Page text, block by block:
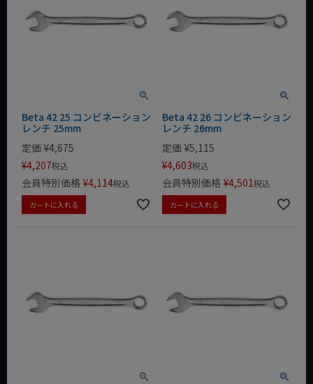
Beta 42 25 コンビネーション
レンチ 25mm
定価 ¥4,675
¥4,207税込
会員特別価格 ¥4,114税込
カートに入れる
Beta 42 26 コンビネーション
レンチ 26mm
定価 ¥5,115
¥4,603税込
会員特別価格 ¥4,501税込
カートに入れる